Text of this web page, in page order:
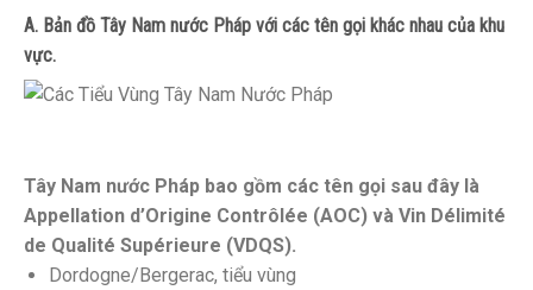
A. Bản đồ Tây Nam nước Pháp với các tên gọi khác nhau của khu
vực.
Tây Nam nước Pháp bao gồm các tên gọi sau đây là
Appellation d’Origine Contrôlée (AOC) và Vin Délimité
de Qualité Supérieure (VDQS).
Dordogne/Bergerac, tiểu vùng